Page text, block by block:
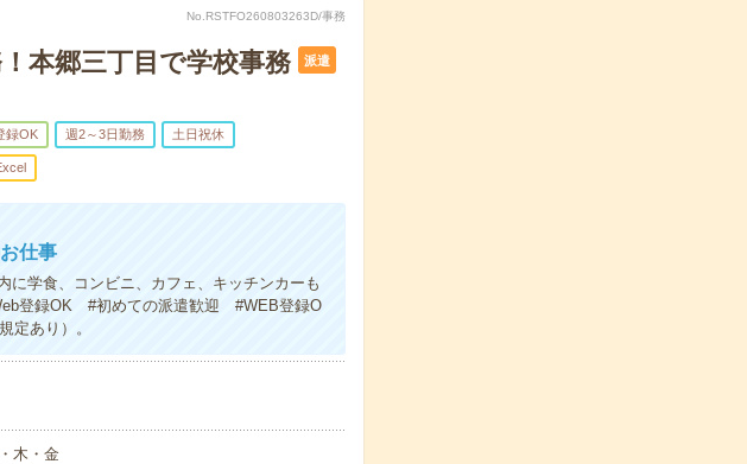
No.RSTFO260803263D/事務
本郷三丁目で学校事務 派遣
録OK 週2～3日勤務 土日祝休
仕事
学食、コンビニ、カフェ、キッチンカーも
登録OK #初めての派遣歓迎 #WEB登録O
定あり）。
木・金